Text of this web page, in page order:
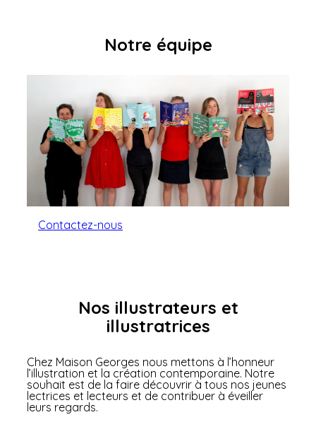
Notre équipe
Contactez-nous
Nos illustrateurs et
illustratrices
Chez Maison Georges nous mettons à l’honneur
l’illustration et la création contemporaine. Notre
souhait est de la faire découvrir à tous nos jeunes
lectrices et lecteurs et de contribuer à éveiller
leurs regards.